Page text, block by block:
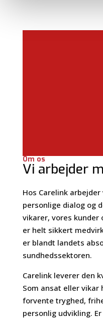
Om os
Vi arbejder
Hos Carelink
personlige dialog og
vikarer, vores kunder
er helt sikkert
er blandt landets
sundhedssektoren.
Carelink leverer den
Som ansat eller vikar
forvente tryghed,
personlig udvikling.